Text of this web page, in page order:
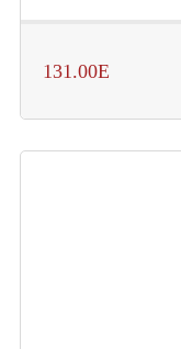
131.00E